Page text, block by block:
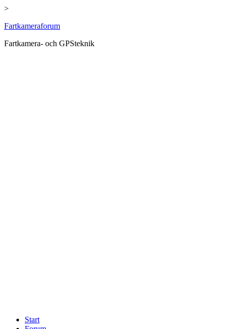
>
Hoppa
innehåll
Fartkameraforum
Fartkamera- och GPSteknik
Start